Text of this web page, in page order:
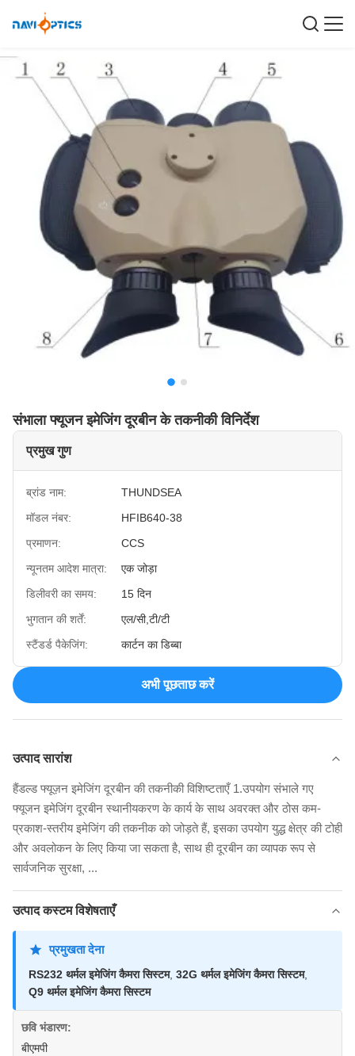
संभाला फ्यूजन इमेजिंग दूरबीन के तकनीकी विनिर्देश
प्रमुख गुण
ब्रांड नाम:
THUNDSEA
मॉडल नंबर:
HFIB640-38
प्रमाणन:
CCS
न्यूनतम आदेश मात्रा:
एक जोड़ा
डिलीवरी का समय:
15 दिन
भुगतान की शर्तें:
एल/सी,टी/टी
स्टैंडर्ड पैकेजिंग:
कार्टन का डिब्बा
अभी पूछताछ करें
उत्पाद सारांश
हैंडल्ड फ्यूज़न इमेजिंग दूरबीन की तकनीकी विशिष्टताएँ 1.उपयोग संभाले गए
फ्यूजन इमेजिंग दूरबीन स्थानीयकरण के कार्य के साथ अवरक्त और ठोस कम-
प्रकाश-स्तरीय इमेजिंग की तकनीक को जोड़ते हैं, इसका उपयोग युद्ध क्षेत्र की टोही
और अवलोकन के लिए किया जा सकता है, साथ ही दूरबीन का व्यापक रूप से
सार्वजनिक सुरक्षा, ...
उत्पाद कस्टम विशेषताएँ
प्रमुखता देना
RS232 थर्मल इमेजिंग कैमरा सिस्टम, 32G थर्मल इमेजिंग कैमरा सिस्टम,
Q9 थर्मल इमेजिंग कैमरा सिस्टम
छवि भंडारण:
बीएमपी